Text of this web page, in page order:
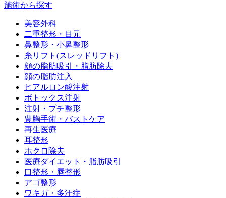
施術から探す
美容外科
二重整形・目元
鼻整形・小鼻整形
糸リフト(スレッドリフト)
顔の脂肪吸引・脂肪除去
顔の脂肪注入
ヒアルロン酸注射
ボトックス注射
注射・プチ整形
豊胸手術・バストケア
再生医療
耳整形
ホクロ除去
医療ダイエット・脂肪吸引
口整形・唇整形
アゴ整形
ワキガ・多汗症